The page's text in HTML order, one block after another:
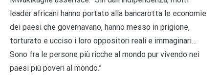
leader africani hanno portato alla bancarotta le economie
dei paesi che governavano, hanno messo in prigione,
torturato e ucciso i loro oppositori reali e immaginari…
Sono fra le persone più ricche al mondo pur vivendo nei
paesi più poveri al mondo.”